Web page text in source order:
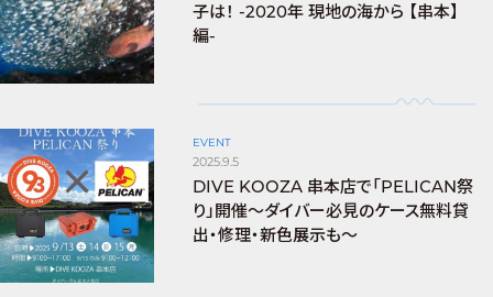
子は！ -2020年 現地の海から 【串本】
編-
EVENT
2025.9.5
DIVE KOOZA 串本店で「PELICAN祭
り」開催～ダイバー必見のケース無料貸
出・修理・新色展示も～